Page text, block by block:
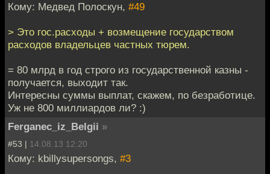
Кому: Медвед Полоскун, #49
> Это гос.расходы + возмещение государством
расходов владельцев частных тюрем.
= 80 млрд в год строго из государственной казны -
получается, выходит так.
Интересны суммы выплат, скажем, по безработице.
Уж не 800 миллиардов ли? :)
Ferganec_iz_Belgii »
#53 | 14.08.13 12:20
Кому: kbillysupersongs, #3